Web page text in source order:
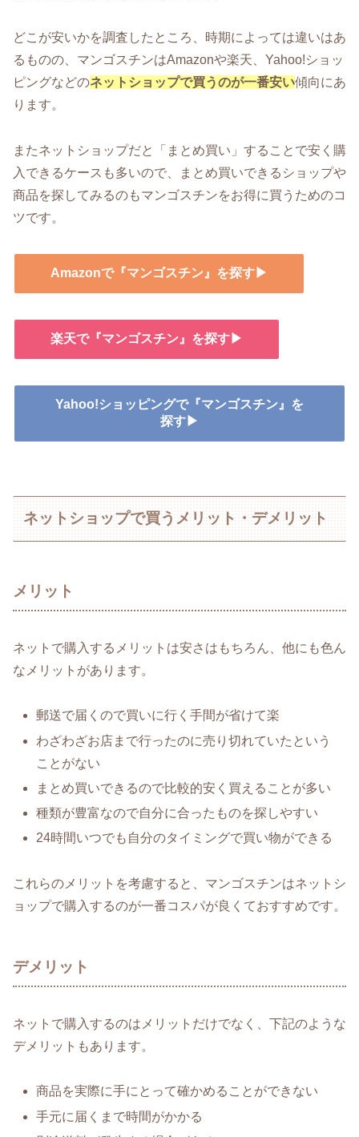
どこが安いかを調査したところ、時期によっては違いはあ
るものの、マンゴスチンはAmazonや楽天、Yahoo!ショッ
ピングなどのネットショップで買うのが一番安い傾向にあ
ります。
またネットショップだと「まとめ買い」することで安く購
入できるケースも多いので、まとめ買いできるショップや
商品を探してみるのもマンゴスチンをお得に買うためのコ
ツです。
Amazonで『マンゴスチン』を探す▶
楽天で『マンゴスチン』を探す▶
Yahoo!ショッピングで『マンゴスチン』を
探す▶
ネットショップで買うメリット・デメリット
メリット
ネットで購入するメリットは安さはもちろん、他にも色ん
なメリットがあります。
郵送で届くので買いに行く手間が省けて楽
わざわざお店まで行ったのに売り切れていたという
ことがない
まとめ買いできるので比較的安く買えることが多い
種類が豊富なので自分に合ったものを探しやすい
24時間いつでも自分のタイミングで買い物ができる
これらのメリットを考慮すると、マンゴスチンはネットシ
ョップで購入するのが一番コスパが良くておすすめです。
デメリット
ネットで購入するのはメリットだけでなく、下記のような
デメリットもあります。
商品を実際に手にとって確かめることができない
手元に届くまで時間がかかる